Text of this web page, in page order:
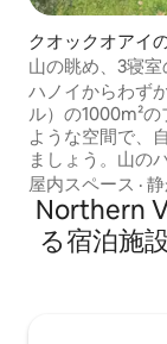
クオックオアイ
山の眺め、3寝
HN、インフィニ
ハノイからわず
ル）の1000m²
ような空間で、
ましょう。山の
バーを備えた、
温泉のインフィ
ましょう。心に
ましょう。ささ
屋内スペース ·
Northern
る宿泊施